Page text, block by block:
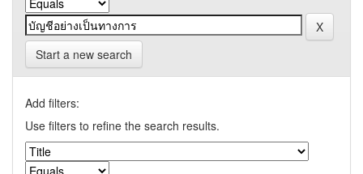
Start a new search
Add filters:
Use filters to refine the search results.